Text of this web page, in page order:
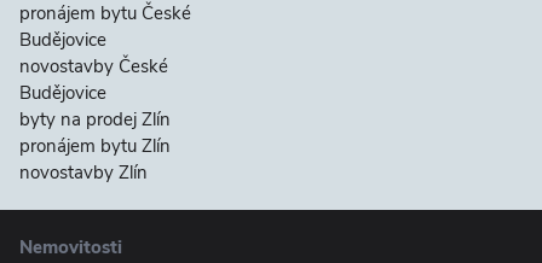
pronájem bytu České
Budějovice
novostavby České
Budějovice
byty na prodej Zlín
pronájem bytu Zlín
novostavby Zlín
Nemovitosti